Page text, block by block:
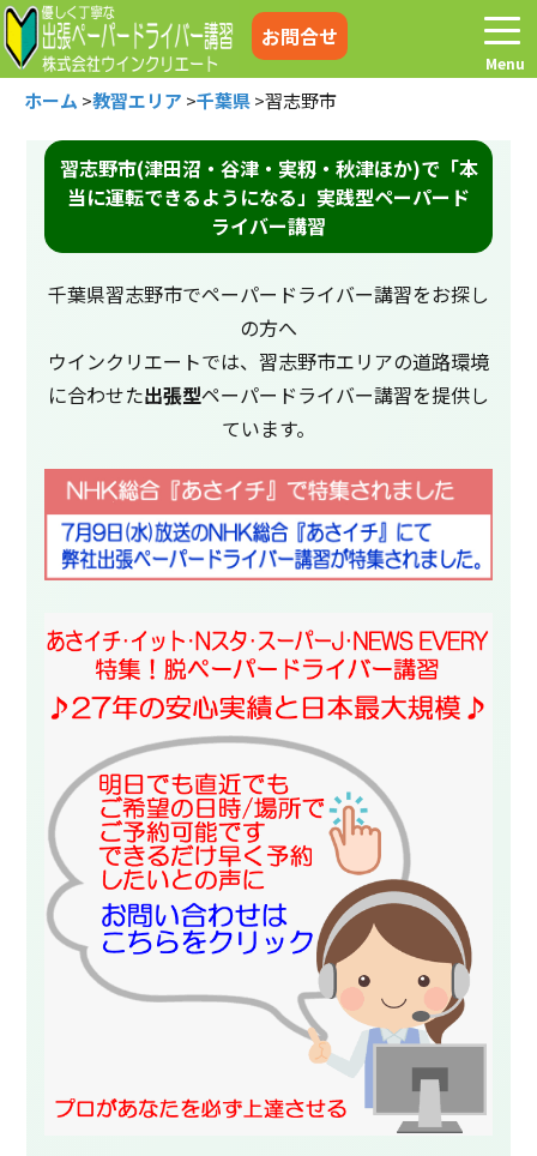
お問合せ
ホーム お電話はこちら
お客様の声 コラム&トピックス
出張地域 メディア紹介
スタッフ紹介 申し込みフロー
簡易補助ブレーキと
は
キャンペーン
新着情報
ホーム >教習エリア >千葉県>習志野市
習志野市(津田沼・谷津・実籾・秋津ほか)で「本
当に運転できるようになる」実践型ペーパード
ライバー講習
千葉県習志野市でペーパードライバー講習をお探し
の方へ
ウインクリエートでは、習志野市エリアの道路環境
に合わせた出張型ペーパードライバー講習を提供し
ています。